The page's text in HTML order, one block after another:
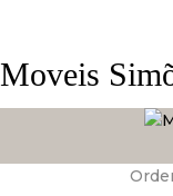
Moveis